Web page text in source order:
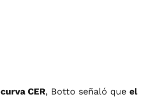
curva CER, Botto señaló que el